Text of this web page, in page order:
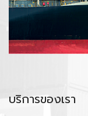
บริการของเรา